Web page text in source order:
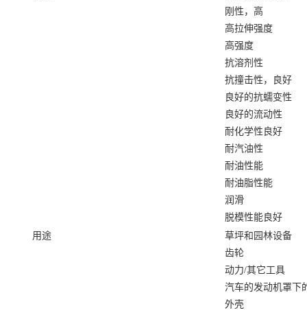
刚性，高
高拉伸强度
高强度
抗溶剂性
抗撞击性，良好
良好的抗蠕变性
良好的流动性
耐化学性良好
耐汽油性
耐油性能
耐油脂性能
润滑
脱模性能良好
用途
草坪和园林设备
齿轮
动力/其它工具
汽车的发动机罩下
外壳